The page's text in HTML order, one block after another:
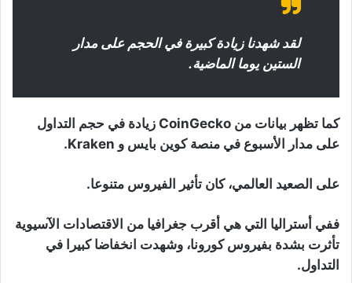
لقد شهدنا زيادة كبيرة في الحجم على مدار
الستين يوما الماضية.
كما تظهر بيانات من CoinGecko زيادة في حجم التداول
على مدار الأسبوع في منصة كوين بايس و Kraken.
على الصعيد العالمي، كان تأثير الفيروس متنوعا.
ففي أستراليا التي هي أقرب جغرافيا من الاقتصادات الآسيوية
تأثرت بشدة بفيروس كورونا، وشهدت انخفاضا كبيرا في
التداول.